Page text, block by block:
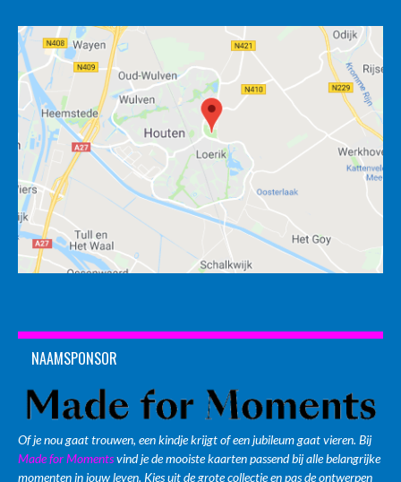
NAAMSPONSOR
Of je nou gaat trouwen, een kindje krijgt of een jubileum gaat vieren. Bij
Made for Momentsvind je de mooiste kaarten passend bij alle belangrijke
momenten in jouw leven. Kies uit de grote collectie en pas de ontwerpen